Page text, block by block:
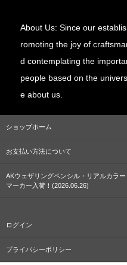
About Us: Since our
romoting the joy of
d contemplating the
people based on the
e about us.
ショップホーム
お支払い方法について
AKウェザリングペンシル・リアルカラー
マーカー入荷！(2026.06.26)
ログイン
プライバシーポリシー